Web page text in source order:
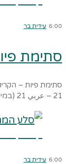
6:00 עידית בר
סתימת
סתימת פיות –
21 – عربي 21 (במימון קטר) "אני יודעת
6:00 עידית בר